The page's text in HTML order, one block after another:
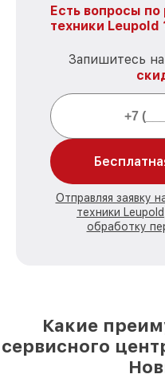
Есть вопросы по
техники Leupold
Запишитесь
Отправляя заявку
техники
обработку
Какие
сервисного